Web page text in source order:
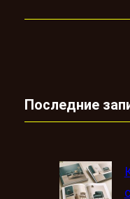
Последние